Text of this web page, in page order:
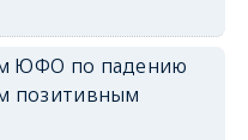
ЮФО по падению
позитивным